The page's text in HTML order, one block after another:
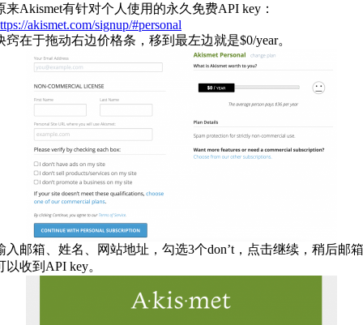
来Akismet有针对个人使用的永久免费API key：
akismet.com/signup/#personal
窍在于拖动右边价格条，移到最左边就是$0/year。
入邮箱、姓名、网站地址，勾选3个don’t，点击继续，稍后邮箱
以收到API key。